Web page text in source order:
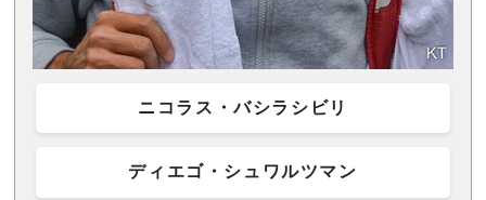
ニコラス・バシラシビリ
ディエゴ・シュワルツマン